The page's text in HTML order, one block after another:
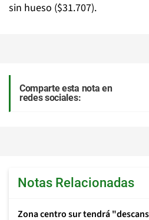
sin hueso ($31.707).
Comparte esta nota en
redes sociales:
Notas Relacionadas
Zona centro sur tendrá